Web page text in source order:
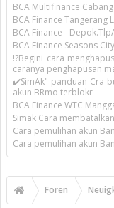
BCA Multifinance
BCA Finance Tangerang
BCA Finance -
BCA Finance Seasons
!?Begini cara
caranya penghapusan
✔️SimAk" panduan Cra
akun BRmo terblokr
BCA Finance WTC
Simak Cara
Cara pemulihan akun
Cara pemulihan akun
Foren